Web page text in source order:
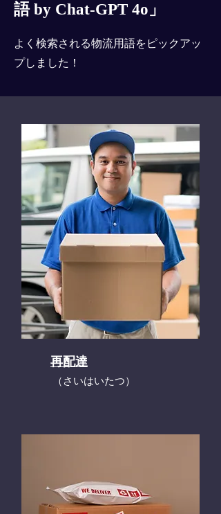
語 by Chat-GPT 4o」
よく検索される物流用語をピックアッ
プしました！
再配達
​（さいはいたつ）